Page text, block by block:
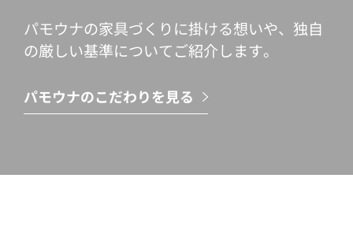
パモウナの家具づくりに掛ける想いや、独自
の厳しい基準についてご紹介します。
パモウナのこだわりを見る